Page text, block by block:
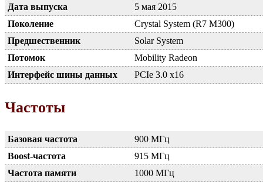
Дата выпуска
5 мая 2015
Поколение
Crystal System (R7 M300)
Предшественник
Solar System
Потомок
Mobility Radeon
Интерфейс шины данных
PCIe 3.0 x16
Частоты
Базовая частота
900 МГц
Boost-частота
915 МГц
Частота памяти
1000 МГц